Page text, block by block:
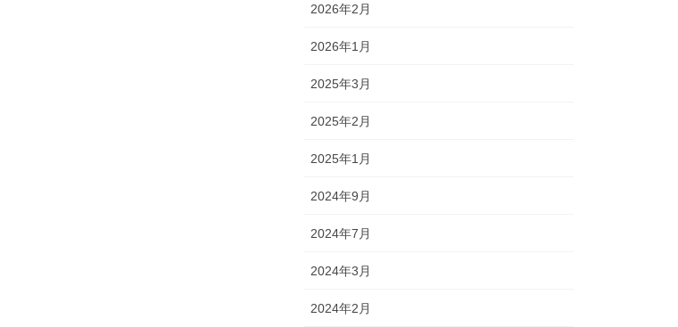
2026年2月
2026年1月
2025年3月
2025年2月
2025年1月
2024年9月
2024年7月
2024年3月
2024年2月